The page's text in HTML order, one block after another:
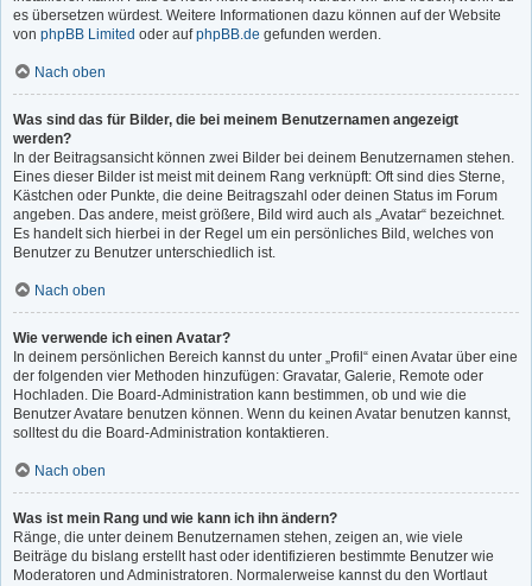
es übersetzen würdest. Weitere Informationen dazu können auf der Website
von phpBB Limited oder aufphpBB.de gefunden werden.
Nach oben
Was sind das für Bilder, die bei meinem Benutzernamen angezeigt
werden?
In der Beitragsansicht können zwei Bilder bei deinem Benutzernamen stehen.
Eines dieser Bilder ist meist mit deinem Rang verknüpft: Oft sind dies Sterne,
Kästchen oder Punkte, die deine Beitragszahl oder deinen Status im Forum
angeben. Das andere, meist größere, Bild wird auch als „Avatar“ bezeichnet.
Es handelt sich hierbei in der Regel um ein persönliches Bild, welches von
Benutzer zu Benutzer unterschiedlich ist.
Nach oben
Wie verwende ich einen Avatar?
In deinem persönlichen Bereich kannst du unter „Profil“ einen Avatar über eine
der folgenden vier Methoden hinzufügen: Gravatar, Galerie, Remote oder
Hochladen. Die Board-Administration kann bestimmen, ob und wie die
Benutzer Avatare benutzen können. Wenn du keinen Avatar benutzen kannst,
solltest du die Board-Administration kontaktieren.
Nach oben
Was ist mein Rang und wie kann ich ihn ändern?
Ränge, die unter deinem Benutzernamen stehen, zeigen an, wie viele
Beiträge du bislang erstellt hast oder identifizieren bestimmte Benutzer wie
Moderatoren und Administratoren. Normalerweise kannst du den Wortlaut